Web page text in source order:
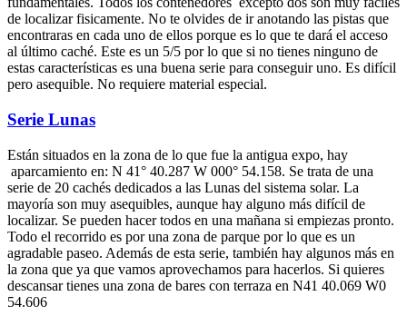
de localizar fisicamente. No te olvides de ir anotando las pistas que
encontraras en cada uno de ellos porque es lo que te dará el acceso
al último caché. Este es un 5/5 por lo que si no tienes ninguno de
estas características es una buena serie para conseguir uno. Es difícil
pero asequible. No requiere material especial.
Serie Lunas
Están situados en la zona de lo que fue la antigua expo, hay
aparcamiento en: N 41° 40.287 W 000° 54.158. Se trata de una
serie de 20 cachés dedicados a las Lunas del sistema solar. La
mayoría son muy asequibles, aunque hay alguno más difícil de
localizar. Se pueden hacer todos en una mañana si empiezas pronto.
Todo el recorrido es por una zona de parque por lo que es un
agradable paseo. Además de esta serie, también hay algunos más en
la zona que ya que vamos aprovechamos para hacerlos. Si quieres
descansar tienes una zona de bares con terraza en N41 40.069 W0
54.606